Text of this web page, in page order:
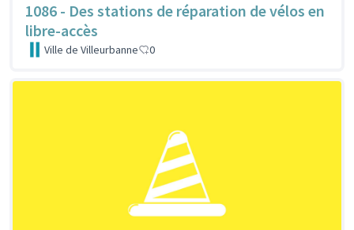
1086 - Des stations de réparation de vélos en
libre-accès
Ville de Villeurbanne 0